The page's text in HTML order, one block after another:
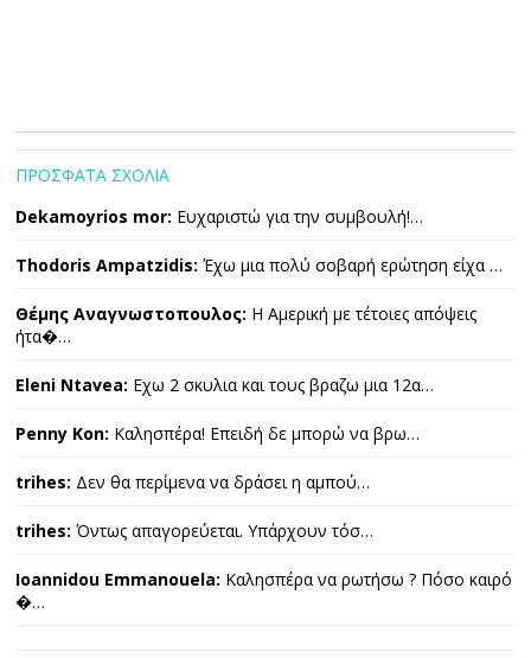
ΠΡΟΣΦΑΤΑ ΣΧΟΛΙΑ
Dekamoyrios mor: Ευχαριστώ για την συμβουλή!…
Thodoris Ampatzidis: Έχω μια πολύ σοβαρή ερώτηση είχα …
Θέμης Αναγνωστοπουλος: Η Αμερική με τέτοιες απόψεις
ήτα�…
Eleni Ntavea: Εχω 2 σκυλια και τους βραζω μια 12α…
Penny Kon: Καλησπέρα! Επειδή δε μπορώ να βρω…
trihes: Δεν θα περίμενα να δράσει η αμπού…
trihes: Όντως απαγορεύεται. Υπάρχουν τόσ…
Ioannidou Emmanouela: Καλησπέρα να ρωτήσω ? Πόσο καιρό
�…